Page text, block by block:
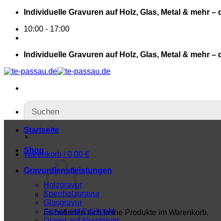
Individuelle Gravuren auf Holz, Glas, Metal & mehr –
10:00 - 17:00
Individuelle Gravuren auf Holz, Glas, Metal & mehr –
×
Warenkorb /0,00 €
Es befinden sich keine Produkte im Warenkorb.
Startseite
Shop
Gravurdienstleistungen
Holzgravur
Sperrholzgravur
Glasgravur
Gravur auf Edelstahl